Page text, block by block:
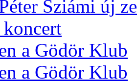
Sziámi új
a Gödör Klub
a Gödör Klub